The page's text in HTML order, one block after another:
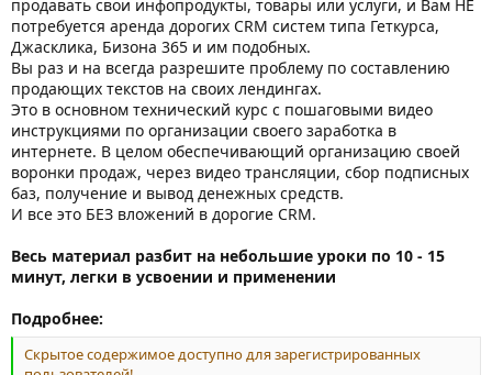
продавать свои инфопродукты, товары или услуги, и Вам НЕ
потребуется аренда дорогих CRM систем типа Геткурса,
Джасклика, Бизона 365 и им подобных.
Вы раз и на всегда разрешите проблему по составлению
продающих текстов на своих лендингах.
Это в основном технический курс с пошаговыми видео
инструкциями по организации своего заработка в
интернете. В целом обеспечивающий организацию своей
воронки продаж, через видео трансляции, сбор подписных
баз, получение и вывод денежных средств.
И все это БЕЗ вложений в дорогие CRM.
Весь материал разбит на небольшие уроки по 10 - 15
минут, легки в усвоении и применении
Подробнее:
Скрытое содержимое доступно для зарегистрированных